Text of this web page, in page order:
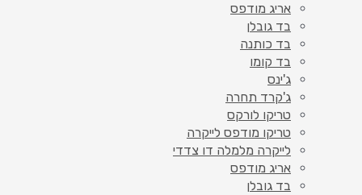
אריג מודפס
בד גובלן
בד כותנה
בד קומו
ג'ינס
ג'קרד תחרה
טריקו לורקס
טריקו מודפס לייקרה
לייקרה מלמלה דו צדדי
אריג מודפס
בד גובלן